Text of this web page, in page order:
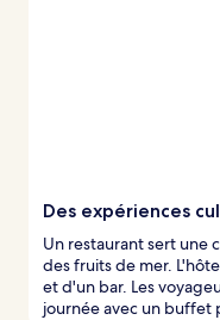
Des expériences
Un restaurant sert une
des fruits de mer.
et d'un bar. Les
journée avec un buffet